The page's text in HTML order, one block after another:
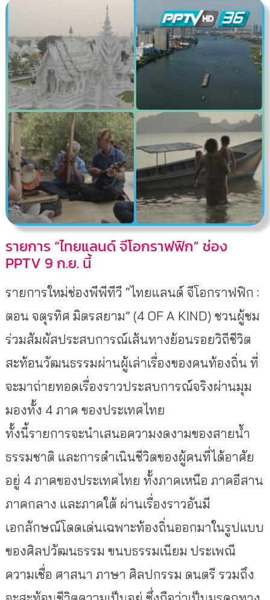
รายการ “ไทยแลนด์ จีโอกราฟฟิก” ช่อง
PPTV 9 ก.ย. นี้
รายการใหม่ช่องพีพีทีวี “ไทยแลนด์ จีโอกราฟฟิก :
ตอน จตุรทิศ มิตรสยาม” (4 OF A KIND) ชวนผู้ชม
ร่วมสัมผัสประสบการณ์เส้นทางย้อนรอยวิถีชีวิต
สะท้อนวัฒนธรรมผ่านผู้เล่าเรื่องของคนท้องถิ่น ที่
จะมาถ่ายทอดเรื่องราวประสบการณ์จริงผ่านมุม
มองทั้ง 4 ภาค ของประเทศไทย
ทั้งนี้รายการจะนำเสนอความงดงามของสายน้ำ
ธรรมชาติ และการดำเนินชีวิตของผู้คนที่ได้อาศัย
อยู่ 4 ภาคของประเทศไทย ทั้งภาคเหนือ ภาคอีสาน
ภาคกลาง และภาคใต้ ผ่านเรื่องราวอันมี
เอกลักษณ์โดดเด่นเฉพาะท้องถิ่นออกมาในรูปแบบ
ของศิลปวัฒนธรรม ขนบธรรมเนียม ประเพณี
ความเชื่อ ศาสนา ภาษา ศิลปกรรม ดนตรี รวมถึง